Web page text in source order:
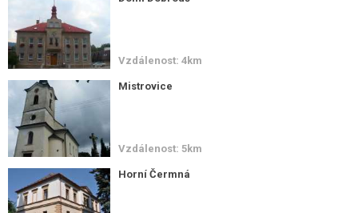
Vzdálenost: 4km
Mistrovice
Vzdálenost: 5km
Horní Čermná